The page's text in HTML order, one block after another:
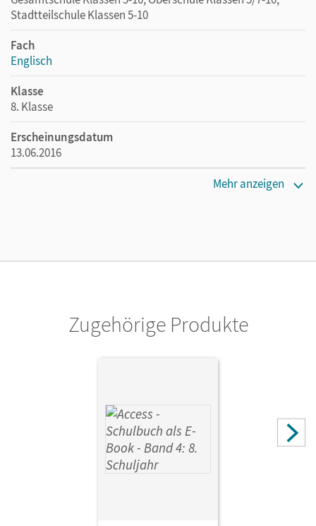
Stadtteilschule Klassen 5-10
Fach
Englisch
Klasse
8. Klasse
Erscheinungsdatum
13.06.2016
Mehr anzeigen
Zugehörige Produkte